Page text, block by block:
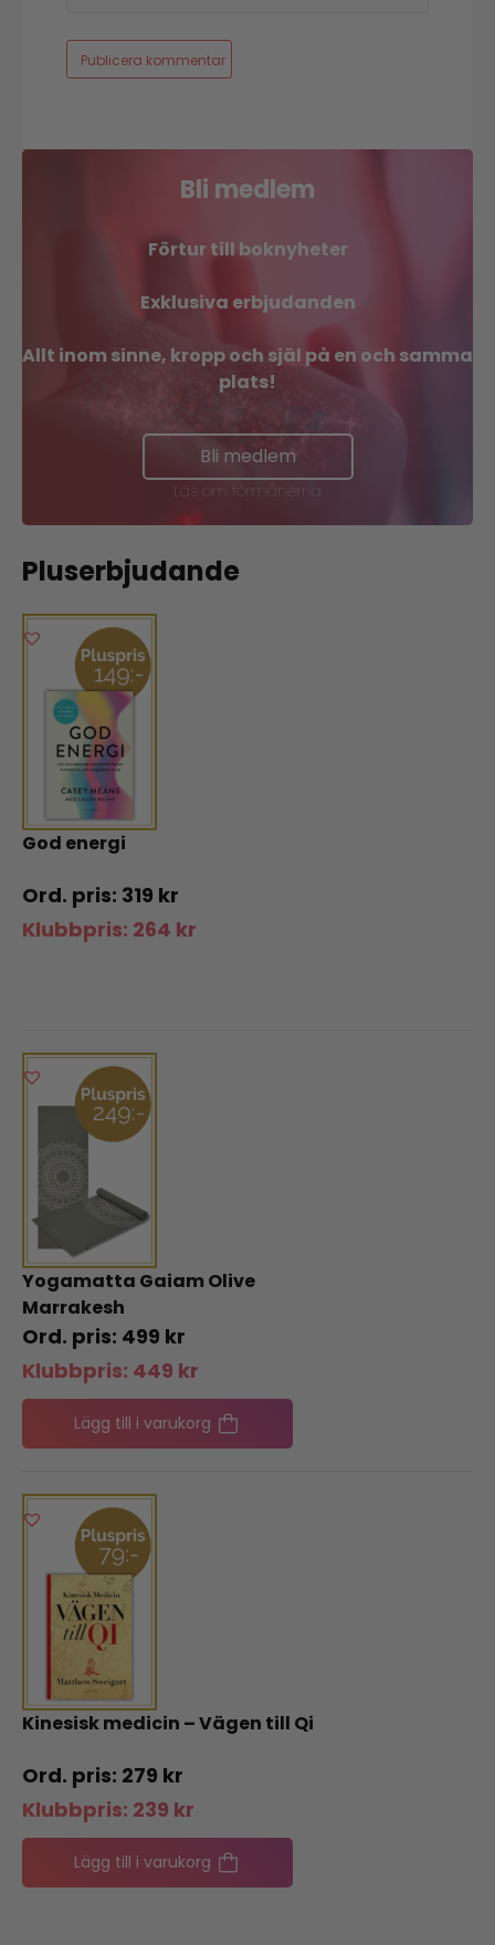
Bli medlem
Förtur till boknyheter
Exklusiva erbjudanden
Allt inom sinne, kropp och själ på en och samma
plats!
Bli medlem
Läs om förmånerna
Pluserbjudande
God energi
319 kr
Klubbpris: 264 kr
Yogamatta Gaiam Olive
Marrakesh
499 kr
Klubbpris: 449 kr
Lägg till i varukorg
Kinesisk medicin – Vägen till Qi
279 kr
Klubbpris: 239 kr
Lägg till i varukorg